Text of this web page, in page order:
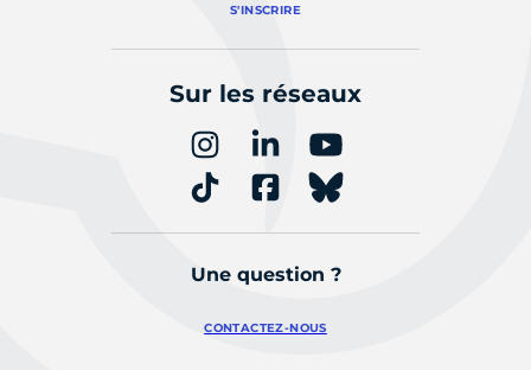
S'INSCRIRE
Sur les réseaux
Une question ?
CONTACTEZ-NOUS